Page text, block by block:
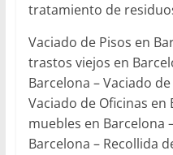
tratamiento de
Vaciado de Pisos en
trastos viejos en
Barcelona – Vaciado
Vaciado de Oficinas en
muebles en Barcelona
Barcelona – Recollida